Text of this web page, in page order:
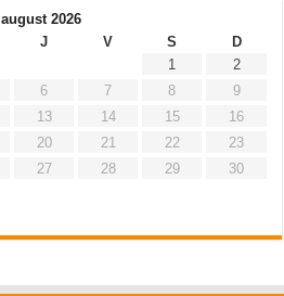
august 2026
J V S
D
1
2
6 7 8
9
13 14 15
16
20 21 22
23
27 28 29
30